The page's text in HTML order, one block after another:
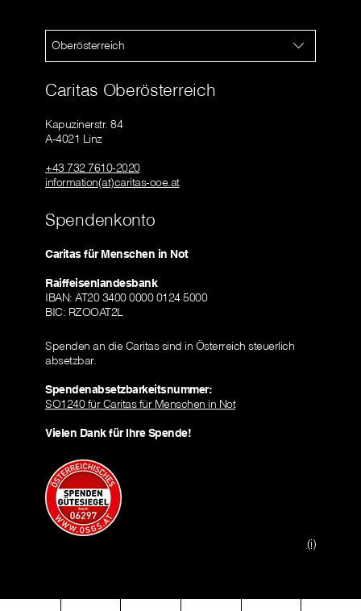
Oberösterreich
Caritas Oberösterreich
Kapuzinerstr. 84
A-4021 Linz
+43 732 7610-2020
information(at)caritas-ooe.at
Spendenkonto
Caritas für Menschen in Not
Raiffeisenlandesbank
IBAN: AT20 3400 0000 0124 5000
BIC: RZOOAT2L
Spenden an die Caritas sind in Österreich steuerlich
absetzbar.
Spendenabsetzbarkeitsnummer:
SO1240 für Caritas für Menschen in Not
Vielen Dank für Ihre Spende!
(i)